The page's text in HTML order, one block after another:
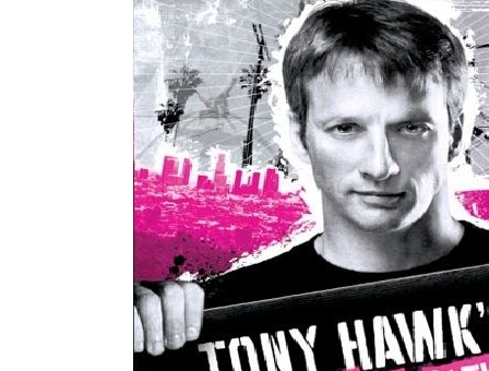
Письменные столы
Приставные столики
Сервировочные столики
Туалетные столики
Все стулья
Барные стулья
Кухонные
Мягкая мебель
Диваны
Кресла и мешки
Пуфы и банкетки
Сад и дача
Аксессуары для сада
Беседки, павильоны,